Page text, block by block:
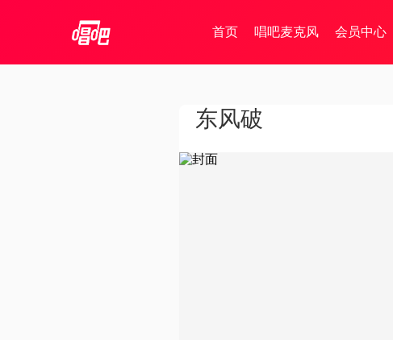
首页 唱吧麦克风 会员中心
东风破